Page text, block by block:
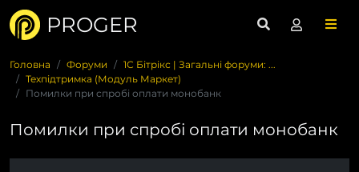
PROGER
Головна Форуми
1С Бітрікс | Загальні форуми: ...
Техпідтримка (Модуль Маркет)
Помилки при спробі оплати монобанк
Помилки при спробі оплати монобанк